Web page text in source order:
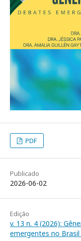
PDF
Publicado
2026-06-02
Edição
v. 13 n. 4 (2026):
emergentes no